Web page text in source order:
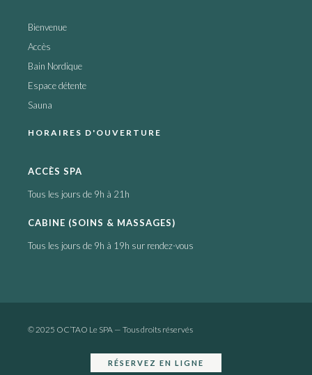
Bienvenue
Accès
Bain Nordique
Espace détente
Sauna
HORAIRES D'OUVERTURE
ACCÈS SPA
Tous les jours de 9h à 21h
CABINE (SOINS & MASSAGES)
Tous les jours de 9h à 19h sur rendez-vous
© 2025 OC’TAO Le SPA — Tous droits réservés
RÉSERVEZ EN LIGNE